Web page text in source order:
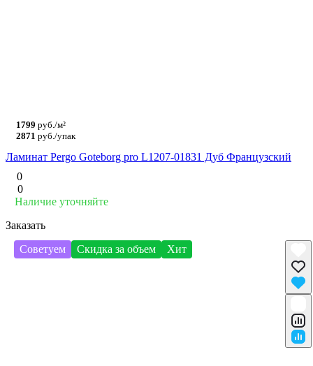
1799 руб./м²
2871 руб./упак
Ламинат Pergo Goteborg pro L1207-01831 Дуб Французский
0
0
Наличие уточняйте
Заказать
Советуем
Скидка за объем Хит